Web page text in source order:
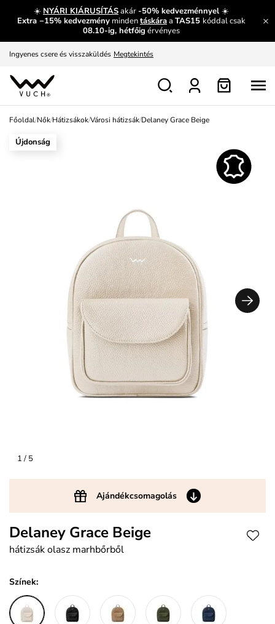
☀️ NYÁRI KIÁRUSÍTÁSakár-50% kedvezménnyel ☀️
Extra −15% kedvezmény mindentáskáraa TAS15 kóddal csak
08.10-ig, hétfőig érvényes
Fedezze fel velünk az újdonságokat.
Ingyenes csere és visszaküldés Megtekintés
Főoldal/Nők/Hátizsákok/Városi hátizsák/Delaney Grace Beige
1/ 5
Ajándékcsomagolás
Újdonság
Delaney Grace Beige
hátizsák olasz marhbőrből
Színek: